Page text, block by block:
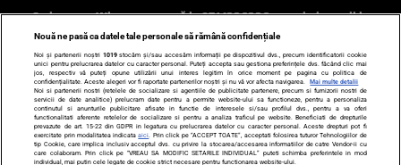
Scrie-ne pe Whatsapp, sună la 0741226226 sau trimite mail la
pont@cancan.ro
Știri interne Știri externe
Politică
Ultimele stiri
Diete Insula Iubirii Dictionar de vise
LIFE STYLE
Horoscop
Echipa editorială
Termeni si condiții Politica de confidențialitate
Nouă ne pasă ca datele tale personale să rămână confidențiale
Noi și partenerii noștri 1019stocăm și/sau accesăm informații pe dispozitivul dvs., precum identificatorii cookie
unici pentru prelucrarea datelor cu caracter personal. Puteți accepta sau gestiona preferințele dvs. făcând clic mai
jos, respectiv vă puteți opune utilizării unui interes legitim în orice moment pe pagina cu politica de
confidențialitate. Aceste alegeri vor fi raportate partenerilor noștri și nu vă vor afecta navigarea.
Mai multe detalii
Noi si partenerii nostri (retelele de socializare si agentiile de publicitate partenere, precum si furnizorii nostri de
servicii de date analitice) prelucram date pentru a permite website-ului sa functioneze, pentru a personaliza
continutul si anunturile publicitare afisate in functie de interesele si/sau profilul dvs., pentru a va oferi
functionalitati aferente retelelor de socializare si pentru a analiza traficul pe website. Beneficiati de drepturile
prevazute de art. 15-22 din GDPR in legatura cu prelucrarea datelor cu caracter personal. Aceste drepturi pot fi
exercitate prin modalitatea indicataaici . Prin click pe “ACCEPT TOATE”, acceptati folosirea tuturor Tehnologiilor de
tip Cookie, care implica inclusiv acceptul dvs. cu privire la stocarea/accesarea informatiilor de catre Vendor-ii cu
care colaboram. Prin click pe “VREAU SA MODIFIC SETARILE INDIVIDUAL” puteti schimba preferintele in mod
individual, mai putin cele legate de cookie strict necesare pentru functionarea website-ului.